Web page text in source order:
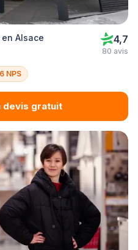
Alsace 4,7
80 avis
NPS
devis gratuit